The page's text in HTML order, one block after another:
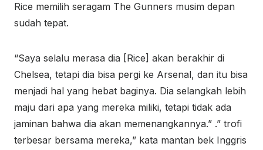
Rice memilih seragam The Gunners musim depan
sudah tepat.
“Saya selalu merasa dia [Rice] akan berakhir di
Chelsea, tetapi dia bisa pergi ke Arsenal, dan itu bisa
menjadi hal yang hebat baginya. Dia selangkah lebih
maju dari apa yang mereka miliki, tetapi tidak ada
jaminan bahwa dia akan memenangkannya.” .” trofi
terbesar bersama mereka,” kata mantan bek Inggris